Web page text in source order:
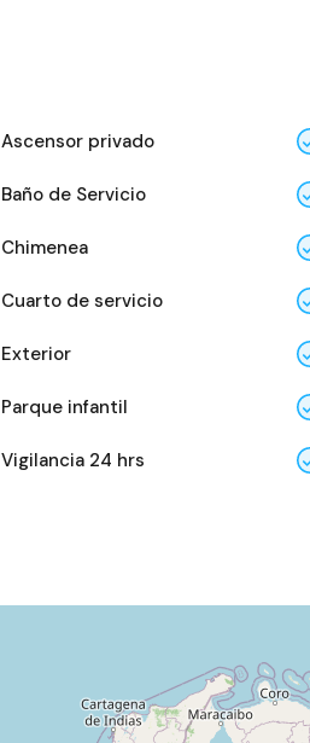
Ascensor privado
Baño de Servicio
Chimenea
Cuarto de servicio
Exterior
Parque infantil
Vigilancia 24 hrs